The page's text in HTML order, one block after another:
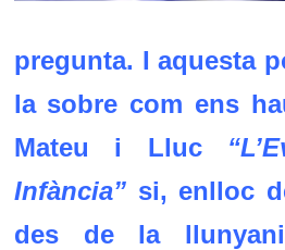
pregunta. I aquesta
la sobre com ens
Mateu i Lluc
Infància”si, enlloc
des de la